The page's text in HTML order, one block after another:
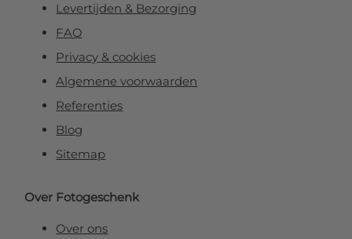
Levertijden & Bezorging
FAQ
Privacy & cookies
Algemene voorwaarden
Referenties
Blog
Sitemap
Over Fotogeschenk
Over ons